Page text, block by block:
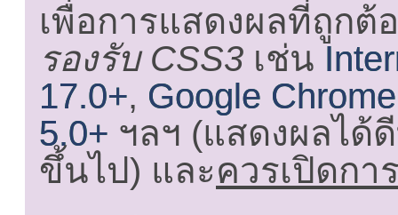
เพื่อการแสดงผลที่ถูกต้
รองรับ CSS3 เช่น
17.0+, Google
5.0+ ฯลฯ (แสดงผลได้
ขึ้นไป) และควรเปิดกา